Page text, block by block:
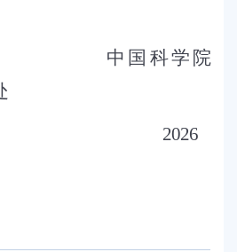
中国科学院
2026